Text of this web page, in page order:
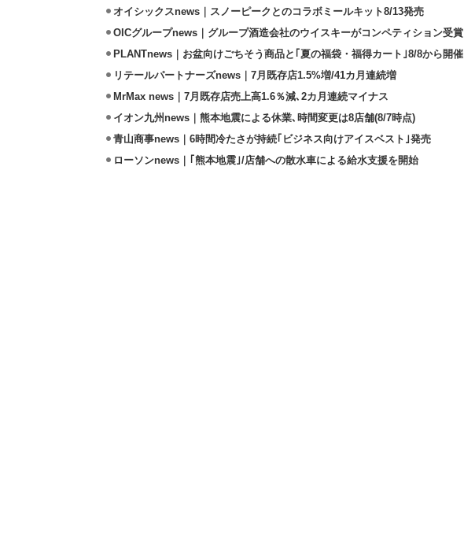
オイシックスnews｜スノーピークとのコラボミールキット8/13発売
OICグループnews｜グループ酒造会社のウイスキーがコンペティション受賞
PLANTnews｜お盆向けごちそう商品と｢夏の福袋・福得カート｣8/8から開催
リテールパートナーズnews｜7月既存店1.5%増/41カ月連続増
MrMax news｜7月既存店売上高1.6％減､2カ月連続マイナス
イオン九州news｜熊本地震による休業､時間変更は8店舗(8/7時点)
青山商事news｜6時間冷たさが持続｢ビジネス向けアイスベスト｣発売
ローソンnews｜｢熊本地震｣/店舗への散水車による給水支援を開始